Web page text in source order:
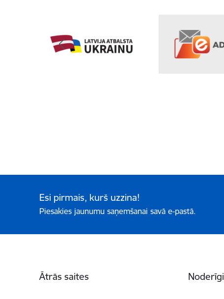
Esi pirmais, kurš uzzina!
Piesakies jaunumu saņemšanai savā e-pastā.
Ātrās saites Noderīgi